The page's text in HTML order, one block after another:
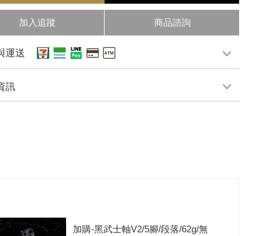
加入追蹤 商品諮詢
運送
訊
加購-黑武士軸V2/5腳/段落/62g/無